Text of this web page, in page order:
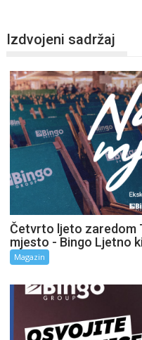
Izdvojeni sadržaj
Četvrto ljeto zaredom
mjesto - Bingo Ljetno
Magazin